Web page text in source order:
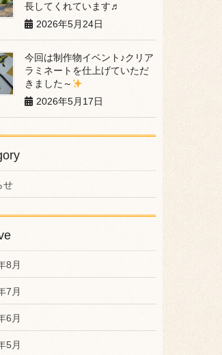
長してくれています♬
2026年5月24日
今回は制作物イベント♪クリア
ラミネートを仕上げていただ
きました～
2026年5月17日
せ
8月
7月
6月
5月